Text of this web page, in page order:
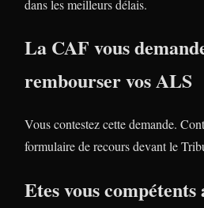
dans les meilleurs délais.
La CAF vous
rembourser vos ALS
Vous contestez cette demande.
formulaire de recours devant le
Etes vous